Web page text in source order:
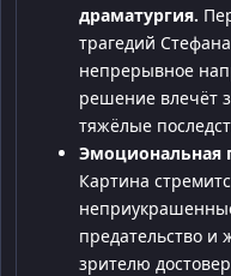
драматургия.
трагедий
непрерывное
решение влечёт
тяжёлые
Эмоциональная
Картина
предательство и
зрителю